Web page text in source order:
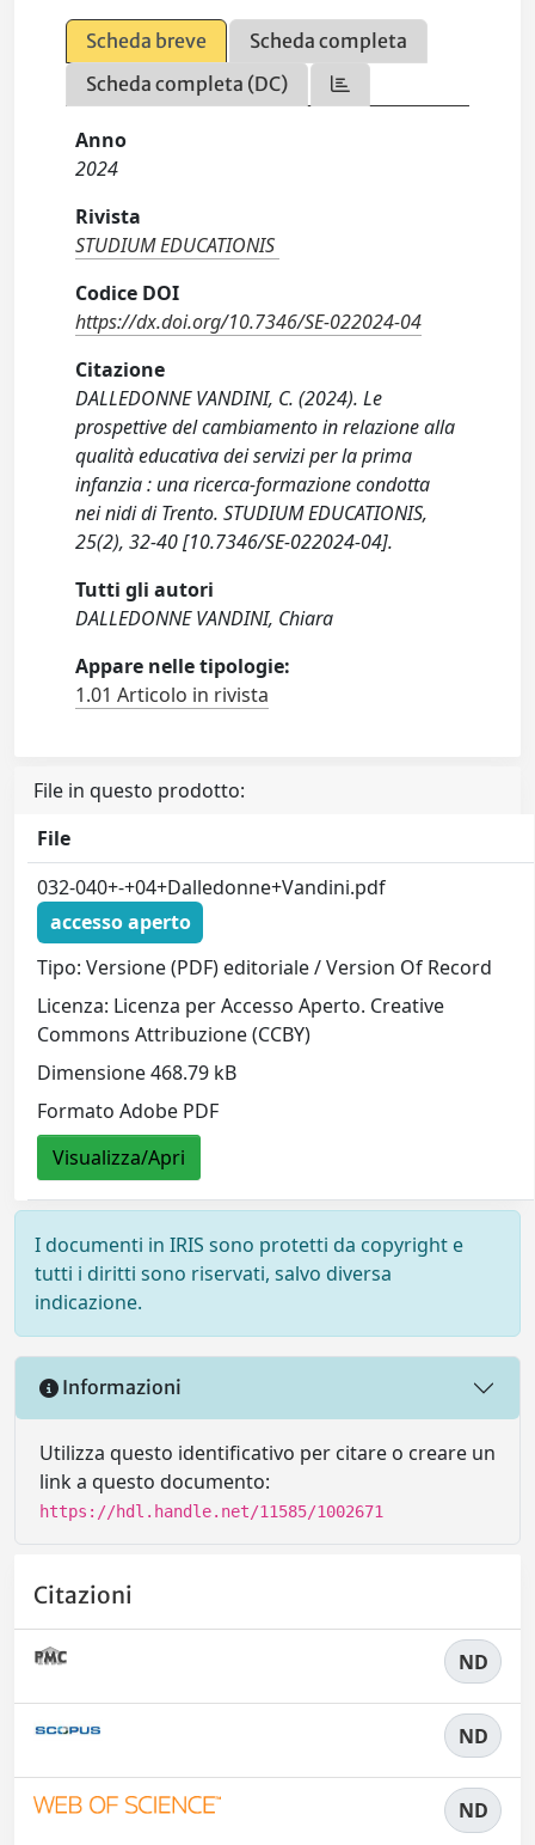
Scheda breve
Scheda completa
Scheda completa (DC)
Anno
2024
Rivista
STUDIUM EDUCATIONIS
Codice DOI
https://dx.doi.org/10.7346/SE-022024-04
Citazione
DALLEDONNE VANDINI, C. (2024). Le
prospettive del cambiamento in relazione alla
qualità educativa dei servizi per la prima
infanzia : una ricerca-formazione condotta
nei nidi di Trento. STUDIUM EDUCATIONIS,
25(2), 32-40 [10.7346/SE-022024-04].
Tutti gli autori
DALLEDONNE VANDINI, Chiara
Appare nelle tipologie:
1.01 Articolo in rivista
File in questo prodotto:
File
032-040+-+04+Dalledonne+Vandini.pdf
accesso aperto
Tipo: Versione (PDF) editoriale / Version Of Record
Licenza: Licenza per Accesso Aperto. Creative
Commons Attribuzione (CCBY)
Dimensione 468.79 kB
Formato Adobe PDF
Visualizza/Apri
I documenti in IRIS sono protetti da copyright e
tutti i diritti sono riservati, salvo diversa
indicazione.
Informazioni
Utilizza questo identificativo per citare o creare un
link a questo documento:
https://hdl.handle.net/11585/1002671
Citazioni
ND
ND
ND